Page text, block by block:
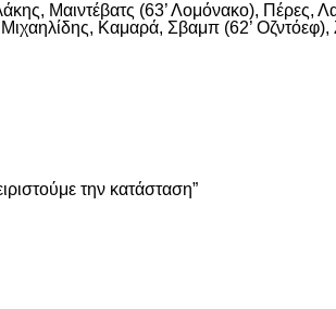
Μαιντέβατς (63’ Λομόνακο), Πέρες,
Καμαρά, Σβαμπ (62’ Οζντόεφ),
την κατάσταση”